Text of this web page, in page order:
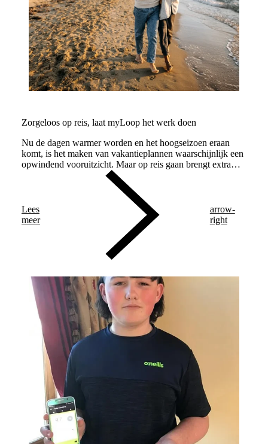
Zorgeloos op reis, laat myLoop het werk doen
Nu de dagen warmer worden en het hoogseizoen eraan
komt, is het maken van vakantieplannen waarschijnlijk een
opwindend vooruitzicht. Maar op reis gaan brengt extra
aandachtspunten met zich mee.
Lees
meer
arrow-
right